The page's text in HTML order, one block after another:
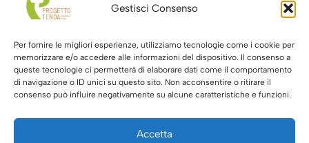
Gestisci Consenso
Per fornire le migliori esperienze, utilizziamo tecnologie come i cookie per
memorizzare e/o accedere alle informazioni del dispositivo. Il consenso a
queste tecnologie ci permetterà di elaborare dati come il comportamento
di navigazione o ID unici su questo sito. Non acconsentire o ritirare il
consenso può influire negativamente su alcune caratteristiche e funzioni.
Accetta